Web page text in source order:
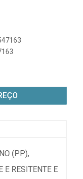
(PP),
E RESITENTE E